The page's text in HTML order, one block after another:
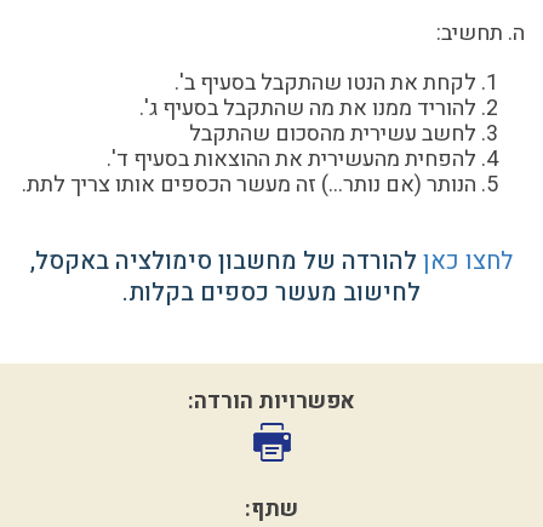
ה. תחשיב:
לקחת את הנטו שהתקבל בסעיף ב'.
להוריד ממנו את מה שהתקבל בסעיף ג'.
לחשב עשירית מהסכום שהתקבל
להפחית מהעשירית את ההוצאות בסעיף ד'.
הנותר (אם נותר...) זה מעשר הכספים אותו צריך לתת.
לחצו כאן להורדה של מחשבון סימולציה באקסל,
לחישוב מעשר כספים בקלות.
אפשרויות הורדה:
שתף: